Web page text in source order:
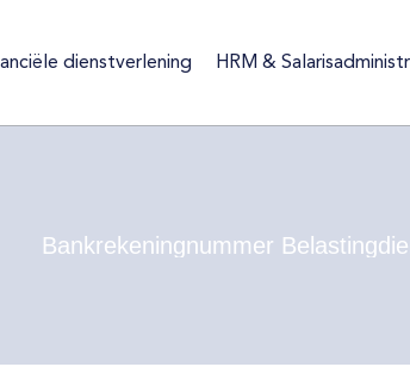
dienstverlening HRM &
Bankrekeningnummer
dienstverlening HRM &